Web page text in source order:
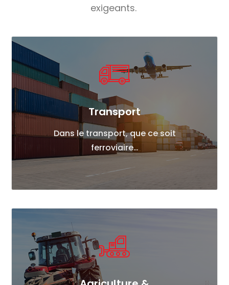
exigeants.
Transport
Dans le transport, que ce soit
ferroviaire…